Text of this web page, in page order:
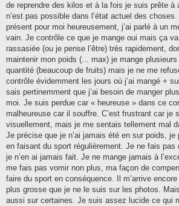
de reprendre des kilos et à la fois je suis prête à
n’est pas possible dans l’état actuel des
présent pour moi heureusement, j’ai parlé à un
vain. Je contrôle ce que je mange oui mais ça
rassasiée (ou je pense l’être) très rapidement,
maintenir mon poids (... max) je mange
quantité (beaucoup de fruits) mais je ne me
contrôle évidemment les jours où j’ai mangé +
sais pertinemment que j’ai besoin de manger
moi. Je suis perdue car « heureuse » dans ce
malheureuse car il souffre. C’est frustrant car je
visuellement, mais je me sentais tellement mal
Je précise que je n’ai jamais été en sur poids,
en faisant du sport régulièrement. Je ne fais pas
je n’en ai jamais fait. Je ne mange jamais à
me fais pas vomir non plus, ma façon de
faire du sport en conséquence. Il m’arrive
plus grosse que je ne le suis sur les photos.
aussi sur certaines. Je suis assez lucide ce qui